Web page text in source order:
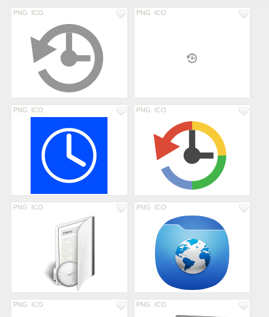
PNG ICO PNG ICO
PNG ICO PNG ICO
PNG ICO PNG ICO
PNG ICO PNG ICO